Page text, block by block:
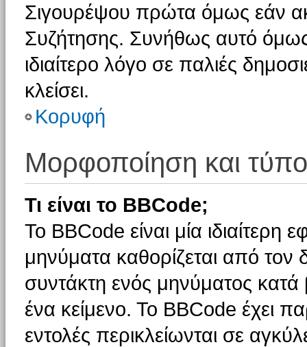
Σιγουρέψου πρώτα όμως εάν
Συζήτησης. Συνήθως αυτό όμως
ιδιαίτερο λόγο σε παλιές
κλείσει.
Κορυφή
Μορφοποίηση και
Τι είναι το BBCode;
Το BBCode είναι μία
μηνύματα καθορίζεται από τον
συντάκτη ενός μηνύματος
ένα κείμενο. Το BBCode έχει
εντολές περικλείωνται σε